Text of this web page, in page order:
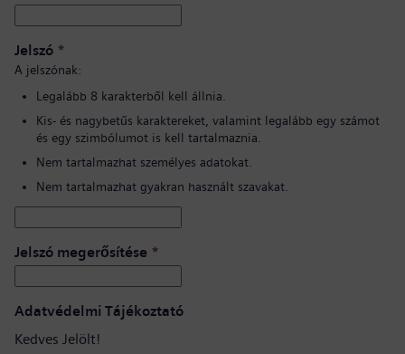
Jelszó *
A jelszónak:
Legalább 8 karakterből kell állnia.
Kis- és nagybetűs karaktereket, valamint legalább egy számot
és egy szimbólumot is kell tartalmaznia.
Nem tartalmazhat személyes adatokat.
Nem tartalmazhat gyakran használt szavakat.
Jelszó megerősítése *
Adatvédelmi Tájékoztató
Kedves Jelölt!